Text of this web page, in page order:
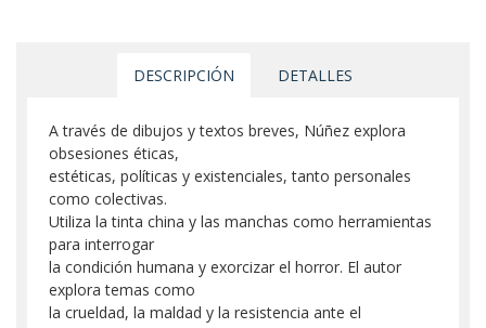
DESCRIPCIÓN DETALLES
A través de dibujos y textos breves, Núñez explora
obsesiones éticas,
estéticas, políticas y existenciales, tanto personales
como colectivas.
Utiliza la tinta china y las manchas como herramientas
para interrogar
la condición humana y exorcizar el horror. El autor
explora temas como
la crueldad, la maldad y la resistencia ante el